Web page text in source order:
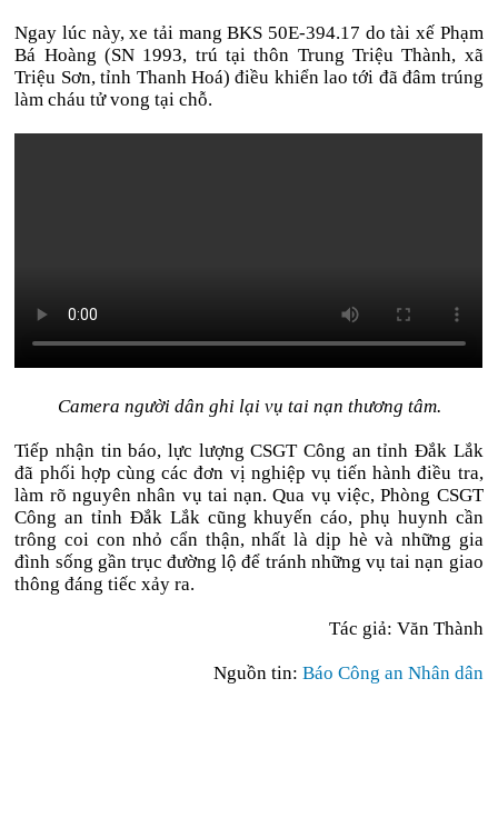
Ngay lúc này, xe tải mang BKS 50E-394.17 do tài xế Phạm
Bá Hoàng (SN 1993, trú tại thôn Trung Triệu Thành, xã
Triệu Sơn, tỉnh Thanh Hoá) điều khiển lao tới đã đâm trúng
làm cháu tử vong tại chỗ.
Camera người dân ghi lại vụ tai nạn thương tâm.
Tiếp nhận tin báo, lực lượng CSGT Công an tỉnh Đắk Lắk
đã phối hợp cùng các đơn vị nghiệp vụ tiến hành điều tra,
làm rõ nguyên nhân vụ tai nạn. Qua vụ việc, Phòng CSGT
Công an tỉnh Đắk Lắk cũng khuyến cáo, phụ huynh cần
trông coi con nhỏ cẩn thận, nhất là dịp hè và những gia
đình sống gần trục đường lộ để tránh những vụ tai nạn giao
thông đáng tiếc xảy ra.
Tác giả: Văn Thành
Nguồn tin: Báo Công an Nhân dân